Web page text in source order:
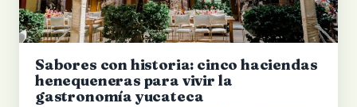
Sabores con historia: cinco haciendas
henequeneras para vivir la
gastronomía yucateca